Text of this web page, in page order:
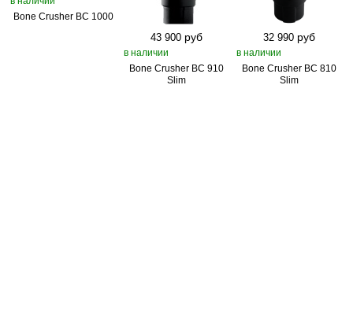
Bone Crusher BC 1000
43 900 руб
в наличии
Bone Crusher BC 910
Slim
32 990 руб
в наличии
Bone Crusher BC 810
Slim